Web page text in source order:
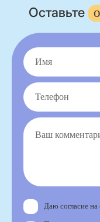
Оставьте
Даю согласие